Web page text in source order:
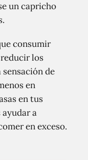
un capricho
consumir
los
de
en
en tus
a
en exceso.